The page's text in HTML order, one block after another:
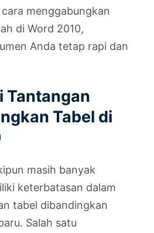
menggabungkan
di Word 2010,
Anda tetap rapi dan
Tantangan
Tabel di
masih banyak
keterbatasan dalam
tabel dibandingkan
Salah satu